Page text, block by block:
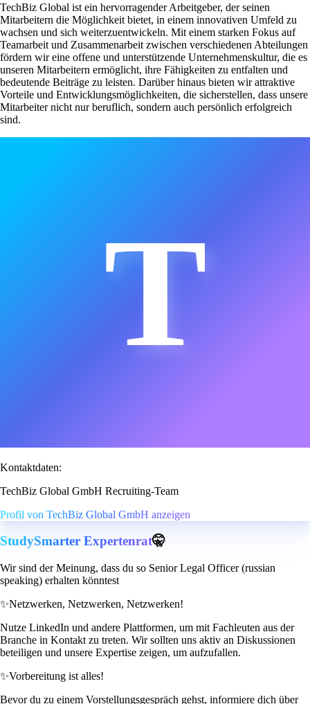
TechBiz Global ist ein hervorragender Arbeitgeber, der seinen
Mitarbeitern die Möglichkeit bietet, in einem innovativen Umfeld zu
wachsen und sich weiterzuentwickeln. Mit einem starken Fokus auf
Teamarbeit und Zusammenarbeit zwischen verschiedenen Abteilungen
fördern wir eine offene und unterstützende Unternehmenskultur, die es
unseren Mitarbeitern ermöglicht, ihre Fähigkeiten zu entfalten und
bedeutende Beiträge zu leisten. Darüber hinaus bieten wir attraktive
Vorteile und Entwicklungsmöglichkeiten, die sicherstellen, dass unsere
Mitarbeiter nicht nur beruflich, sondern auch persönlich erfolgreich
sind.
T
Kontaktdaten:
TechBiz Global GmbH Recruiting-Team
Profil von TechBiz Global GmbH anzeigen
StudySmarter Expertenrat🤫
Wir sind der Meinung, dass du so Senior Legal Officer (russian
speaking) erhalten könntest
✨Netzwerken, Netzwerken, Netzwerken!
Nutze LinkedIn und andere Plattformen, um mit Fachleuten aus der
Branche in Kontakt zu treten. Wir sollten uns aktiv an Diskussionen
beteiligen und unsere Expertise zeigen, um aufzufallen.
✨Vorbereitung ist alles!
Bevor du zu einem Vorstellungsgespräch gehst, informiere dich über